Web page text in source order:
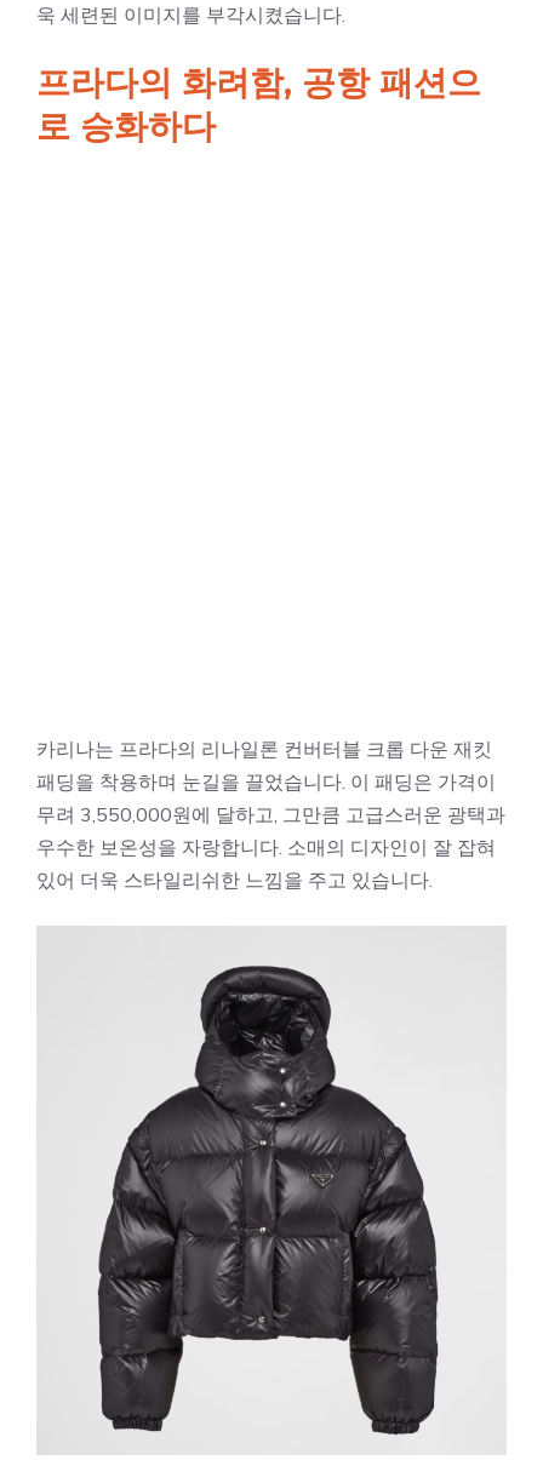
욱 세련된 이미지를 부각시켰습니다.
프라다의 화려함, 공항 패션으
로 승화하다
카리나는 프라다의 리나일론 컨버터블 크롭 다운 재킷
패딩을 착용하며 눈길을 끌었습니다. 이 패딩은 가격이
무려 3,550,000원에 달하고, 그만큼 고급스러운 광택과
우수한 보온성을 자랑합니다. 소매의 디자인이 잘 잡혀
있어 더욱 스타일리쉬한 느낌을 주고 있습니다.